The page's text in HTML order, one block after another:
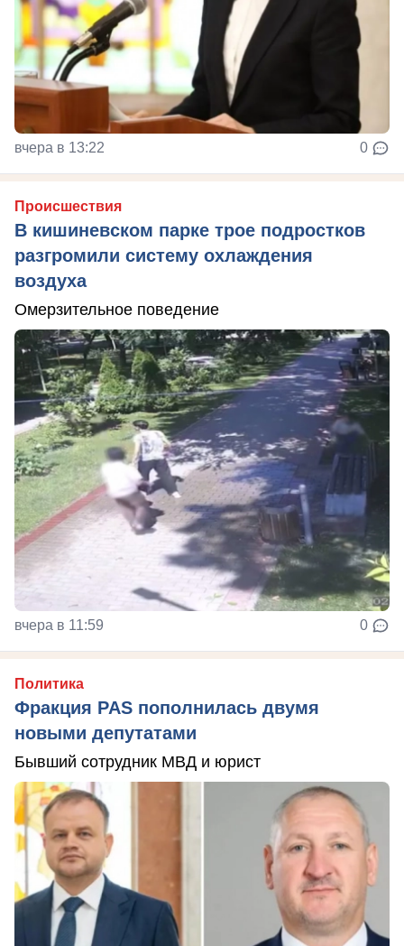
вчера в 13:22 0
Происшествия
В кишиневском парке трое подростков
разгромили систему охлаждения
воздуха
Омерзительное поведение
вчера в 11:59 0
Политика
Фракция PAS пополнилась двумя
новыми депутатами
Бывший сотрудник МВД и юрист